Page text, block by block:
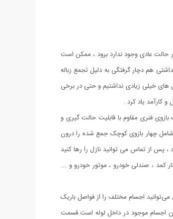
حالت عادی وجود ندارد برود ، ممکن است
هم دچار گرفتگی به دلیل تجمع زباله
خیلی زیادی نداشتیم و حتی در برخی
کارآمد یاد کرد .
فنری مقاوم با قابلیت حالت گیری و
شامل چهار بازوی کوچک جمع شده را درون
پس از تماس می توانید نازل را رها کنید
کمد ، صندلی خودرو ، موتور خودرو و ...
اجسام مختلف را از فواصل باریک
اجسام موجود در داخل لوله است.قسمت